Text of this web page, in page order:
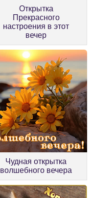
Открытка
Прекрасного
настроения в этот
вечер
Чудная открытка
волшебного вечера